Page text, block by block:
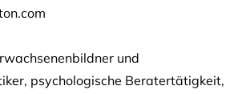
und
psychologische Beratertätigkeit,